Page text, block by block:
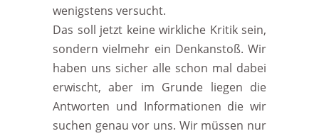
wenigstens versucht.
Das soll jetzt keine wirkliche Kritik sein,
sondern vielmehr ein Denkanstoß. Wir
haben uns sicher alle schon mal dabei
erwischt, aber im Grunde liegen die
Antworten und Informationen die wir
suchen genau vor uns. Wir müssen nur